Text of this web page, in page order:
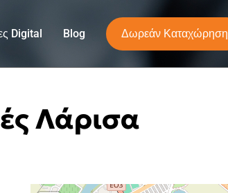
Digital Blog Δωρεάν Καταχώρηση
Λάρισα